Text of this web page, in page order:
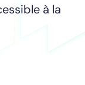
à la